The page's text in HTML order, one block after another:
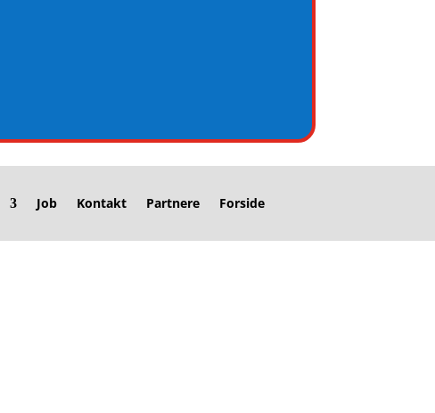
Job Kontakt Partnere Forside